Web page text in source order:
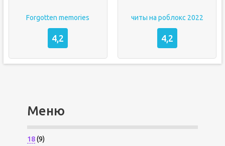
Forgotten memories
4,2
читы на роблокс 2022
4,2
Меню
18(9)